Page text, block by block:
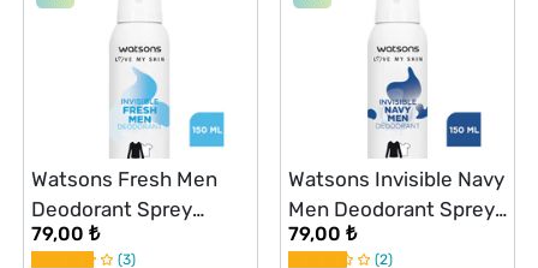
Watsons Fresh Men
Deodorant Sprey
Pudrasız 150 ml
79,00 ₺
3
Watsons Invisible Navy
Men Deodorant Sprey
150 ml
79,00 ₺
2